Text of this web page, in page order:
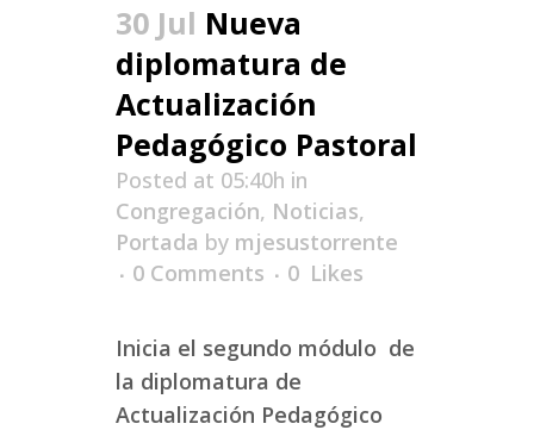
30 Jul Nueva
diplomatura de
Actualización
Pedagógico Pastoral
Posted at 05:40h in
Congregación, Noticias,
Portada by mjesustorrente
0 Comments
0 Likes
Inicia el segundo módulo de
la diplomatura de
Actualización Pedagógico